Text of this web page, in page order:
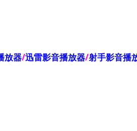
放器/迅雷影音播放器/射手影音播